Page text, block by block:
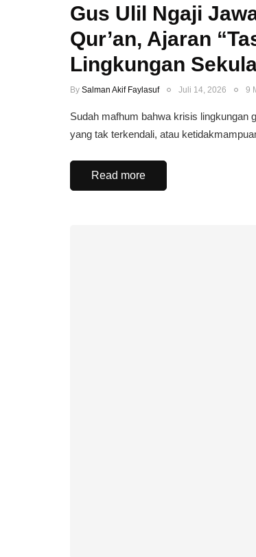
Gus Ulil Ngaji
Qur’an, Ajaran
Lingkungan
By Salman Akif Faylasuf Juli 14, 2026 9
Sudah mafhum bahwa krisis lingkungan
yang tak terkendali, atau
Read more